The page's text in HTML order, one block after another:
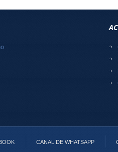
CANAL DE WHATSAPP